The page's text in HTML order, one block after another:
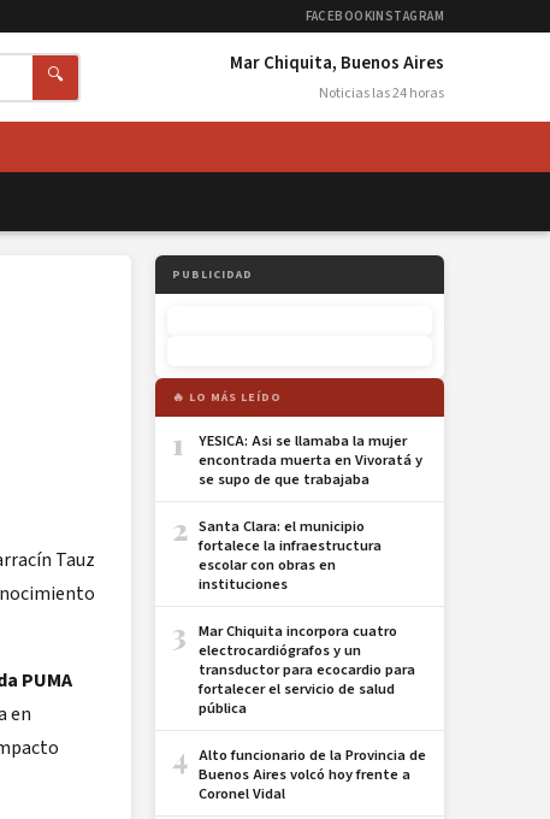
FACEBOOKINSTAGRAM
🔍 Mar Chiquita, Buenos Aires
Noticias las 24 horas
Tauz
PUMA
en
PUBLICIDAD
🔥 LO MÁS LEÍDO
1
YESICA: Asi se llamaba la mujer
encontrada muerta en Vivoratá y
se supo de que trabajaba
2 Santa Clara: el municipio
fortalece la infraestructura
escolar con obras en
instituciones
3
Mar Chiquita incorpora cuatro
electrocardiógrafos y un
transductor para ecocardio para
fortalecer el servicio de salud
pública
4 Alto funcionario de la Provincia de
Buenos Aires volcó hoy frente a
Coronel Vidal